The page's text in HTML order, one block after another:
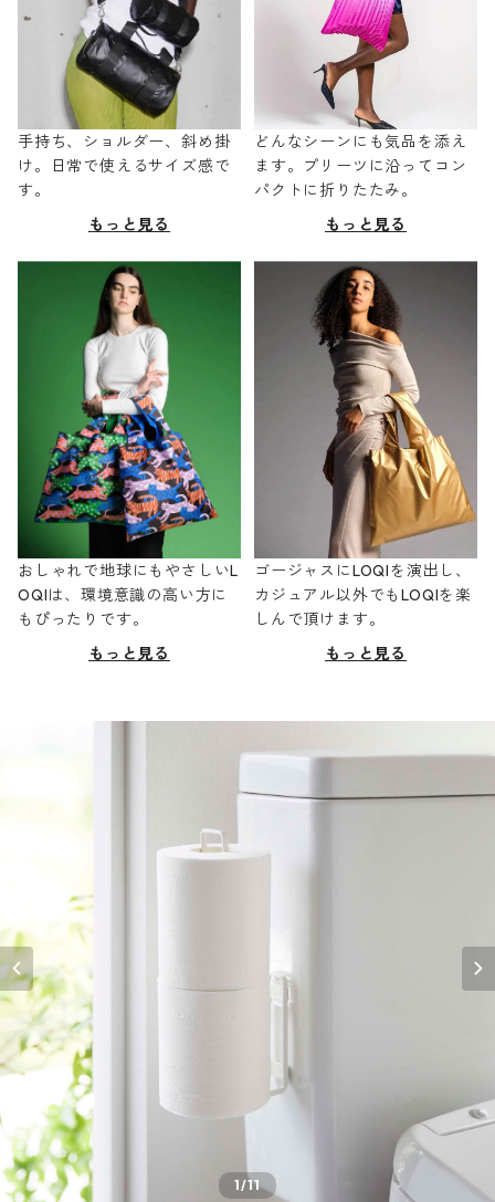
手持ち、ショルダー、斜め掛
け。日常で使えるサイズ感で
す。
もっと見る
どんなシーンにも気品を添え
ます。プリーツに沿ってコン
パクトに折りたたみ。
もっと見る
おしゃれで地球にもやさしいL
OQIは、環境意識の高い方に
もぴったりです。
もっと見る
ゴージャスにLOQIを演出し、
カジュアル以外でもLOQIを楽
しんで頂けます。
もっと見る
1/11